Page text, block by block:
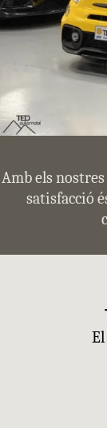
Amb els
satisfacció